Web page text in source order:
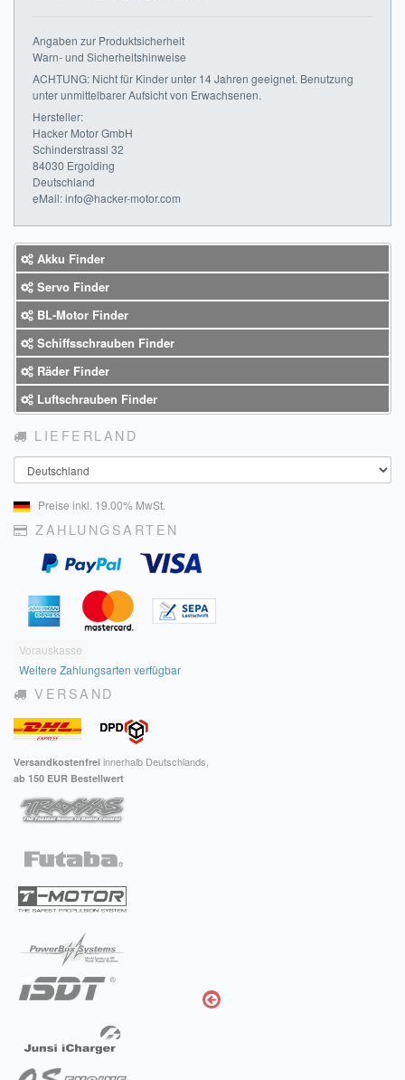
Angaben zur Produktsicherheit
Warn- und Sicherheitshinweise
ACHTUNG: Nicht für Kinder unter 14 Jahren geeignet. Benutzung
unter unmittelbarer Aufsicht von Erwachsenen.
Hersteller:
Hacker Motor GmbH
Schinderstrassl 32
84030 Ergolding
Deutschland
eMail: info@hacker-motor.com
Akku Finder
Servo Finder
BL-Motor Finder
Schiffsschrauben Finder
Räder Finder
Luftschrauben Finder
LIEFERLAND
Land
Preise inkl. 19.00% MwSt.
ZAHLUNGSARTEN
Vorauskasse
Weitere Zahlungsarten verfügbar
VERSAND
Versandkostenfrei innerhalb Deutschlands,
ab 150 EUR Bestellwert